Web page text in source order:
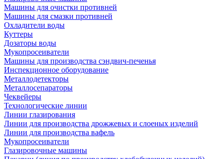
Машины для очистки противней
Машины для смазки противней
Охладители воды
Куттеры
Дозаторы воды
Мукопросеиватели
Машины для производства сэндвич-печенья
Инспекционное оборудование
Металлодетекторы
Металлосепараторы
Чеквейеры
Технологические линии
Линии глазирования
Линии для производства дрожжевых и слоеных изделий
Линии для производства вафель
Мукопросеиватели
Глазировочные машины